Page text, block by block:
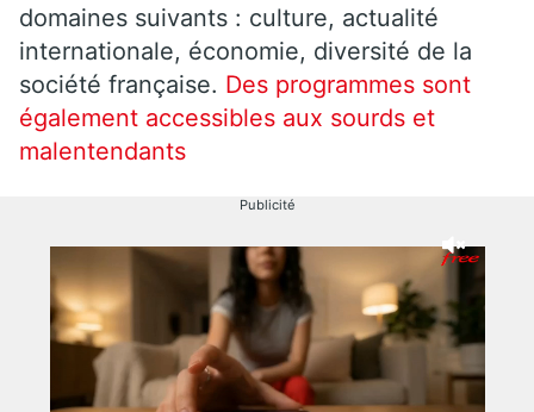
domaines suivants : culture, actualité
internationale, économie, diversité de la
société française. Des programmes sont
également accessibles aux sourds et
malentendants
Publicité